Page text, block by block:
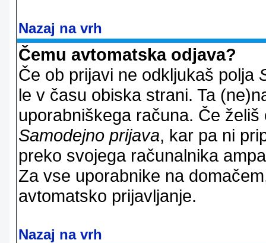
Nazaj na vrh
Čemu avtomatska odjava?
Če ob prijavi ne odkljukaš polja
le v času obiska strani. Ta
uporabniškega računa. Če
Samodejno prijava, kar pa ni
preko svojega računalnika
Za vse uporabnike na
avtomatsko prijavljanje.
Nazaj na vrh